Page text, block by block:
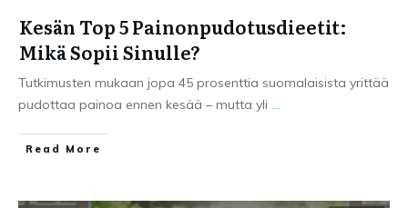
Kesän Top 5 Painonpudotusdieetit:
Mikä Sopii Sinulle?
Tutkimusten mukaan jopa 45 prosenttia suomalaisista yrittää
pudottaa painoa ennen kesää – mutta yli ...
Read More